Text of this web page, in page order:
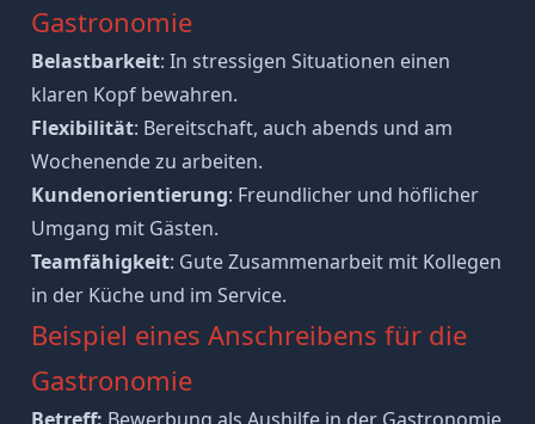
Gastronomie
Belastbarkeit: In stressigen Situationen einen
klaren Kopf bewahren.
Flexibilität: Bereitschaft, auch abends und am
Wochenende zu arbeiten.
Kundenorientierung: Freundlicher und höflicher
Umgang mit Gästen.
Teamfähigkeit: Gute Zusammenarbeit mit Kollegen
in der Küche und im Service.
Beispiel eines Anschreibens für die
Gastronomie